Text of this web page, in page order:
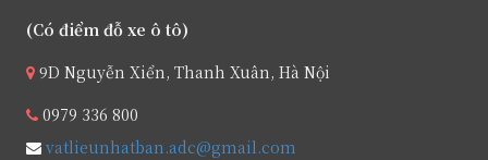
(Có điểm đỗ xe ô tô)
9D Nguyễn Xiển, Thanh Xuân, Hà Nội
0979 336 800
vatlieunhatban.adc@gmail.com